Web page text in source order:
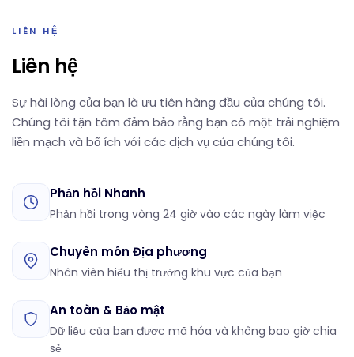
LIÊN HỆ
Liên hệ
Sự hài lòng của bạn là ưu tiên hàng đầu của chúng tôi.
Chúng tôi tận tâm đảm bảo rằng bạn có một trải nghiệm
liền mạch và bổ ích với các dịch vụ của chúng tôi.
Phản hồi Nhanh
Phản hồi trong vòng 24 giờ vào các ngày làm việc
Chuyên môn Địa phương
Nhân viên hiểu thị trường khu vực của bạn
An toàn & Bảo mật
Dữ liệu của bạn được mã hóa và không bao giờ chia
sẻ